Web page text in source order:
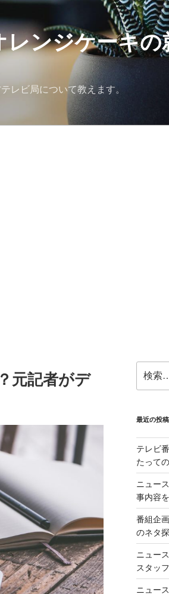
ンジケーキの
レビ局について教えます。
元記者がデ
索:
最近の投稿
テレビ
たって
ニュー
事内容
番組企
のネタ
ニュー
スタッ
ニュー